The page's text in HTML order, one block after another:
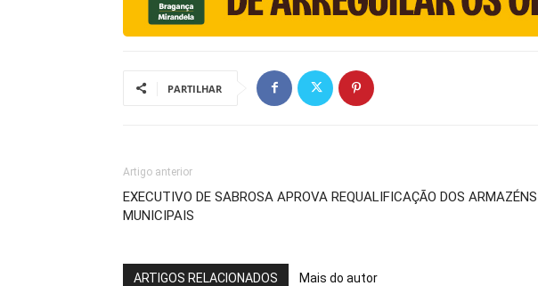
PARTILHAR
Artigo anterior
EXECUTIVO DE SABROSA APROVA REQUALIFICAÇÃO DOS ARMAZÉNS
MUNICIPAIS
ARTIGOS RELACIONADOS Mais do autor